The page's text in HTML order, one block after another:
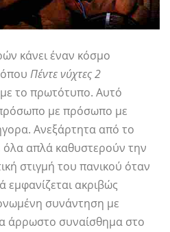
κάνει έναν κόσμο
Πέντε νύχτες 2
με το πρωτότυπο. Αυτό
με πρόσωπο με
Ανεξάρτητα από το
απλά καθυστερούν την
στιγμή του πανικού όταν
εμφανίζεται ακριβώς
συνάντηση με
άρρωστο συναίσθημα στο